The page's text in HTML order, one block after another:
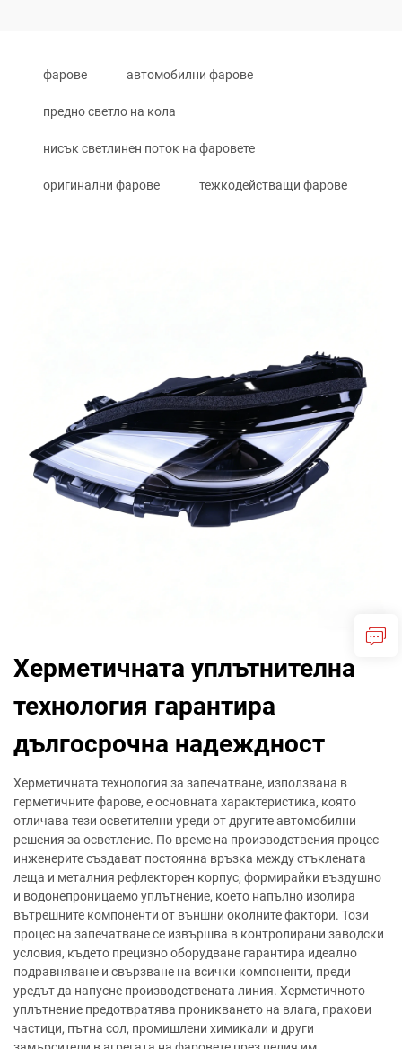
фарове автомобилни фарове
предно светло на кола
нисък светлинен поток на фаровете
оригинални фарове тежкодействащи фарове
Херметичната уплътнителна
технология гарантира
дългосрочна надеждност
Херметичната технология за запечатване, използвана в
герметичните фарове, е основната характеристика, която
отличава тези осветителни уреди от другите автомобилни
решения за осветление. По време на производствения процес
инженерите създават постоянна връзка между стъклената
леща и металния рефлекторен корпус, формирайки въздушно
и водонепроницаемо уплътнение, което напълно изолира
вътрешните компоненти от външни околните фактори. Този
процес на запечатване се извършва в контролирани заводски
условия, където прецизно оборудване гарантира идеално
подравняване и свързване на всички компоненти, преди
уредът да напусне производствената линия. Херметичното
уплътнение предотвратява проникването на влага, прахови
частици, пътна сол, промишлени химикали и други